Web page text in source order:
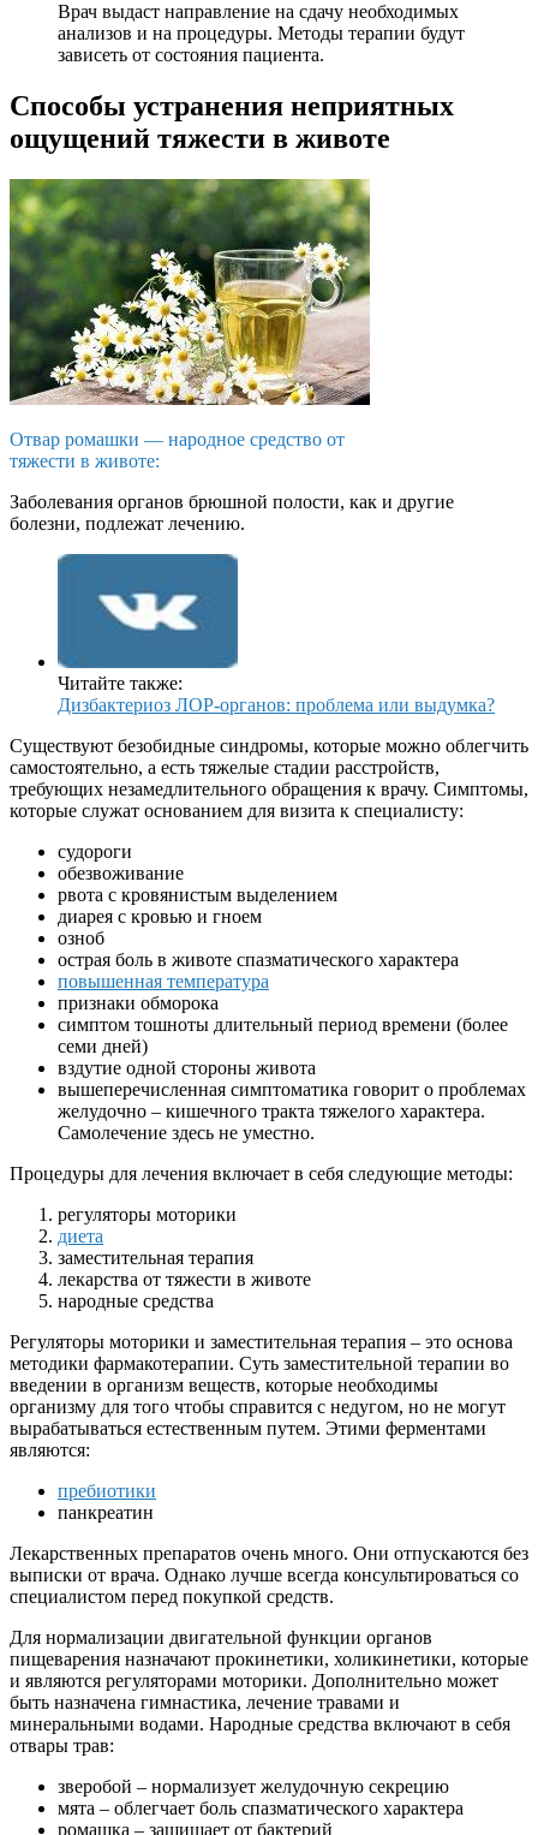
Врач выдаст направление на сдачу необходимых
анализов и на процедуры. Методы терапии будут
зависеть от состояния пациента.
Способы устранения неприятных
ощущений тяжести в животе
Отвар ромашки — народное средство от
тяжести в животе:
Заболевания органов брюшной полости, как и другие
болезни, подлежат лечению.
Читайте также:
Дизбактериоз ЛОР-органов: проблема или выдумка?
Существуют безобидные синдромы, которые можно облегчить
самостоятельно, а есть тяжелые стадии расстройств,
требующих незамедлительного обращения к врачу. Симптомы,
которые служат основанием для визита к специалисту:
судороги
обезвоживание
рвота с кровянистым выделением
диарея с кровью и гноем
озноб
острая боль в животе спазматического характера
повышенная температура
признаки обморока
симптом тошноты длительный период времени (более
семи дней)
вздутие одной стороны живота
вышеперечисленная симптоматика говорит о проблемах
желудочно – кишечного тракта тяжелого характера.
Самолечение здесь не уместно.
Процедуры для лечения включает в себя следующие методы:
регуляторы моторики
диета
заместительная терапия
лекарства от тяжести в животе
народные средства
Регуляторы моторики и заместительная терапия – это основа
методики фармакотерапии. Суть заместительной терапии во
введении в организм веществ, которые необходимы
организму для того чтобы справится с недугом, но не могут
вырабатываться естественным путем. Этими ферментами
являются:
пребиотики
панкреатин
Лекарственных препаратов очень много. Они отпускаются без
выписки от врача. Однако лучше всегда консультироваться со
специалистом перед покупкой средств.
Для нормализации двигательной функции органов
пищеварения назначают прокинетики, холикинетики, которые
и являются регуляторами моторики. Дополнительно может
быть назначена гимнастика, лечение травами и
минеральными водами. Народные средства включают в себя
отвары трав:
зверобой – нормализует желудочную секрецию
мята – облегчает боль спазматического характера
ромашка – защищает от бактерий